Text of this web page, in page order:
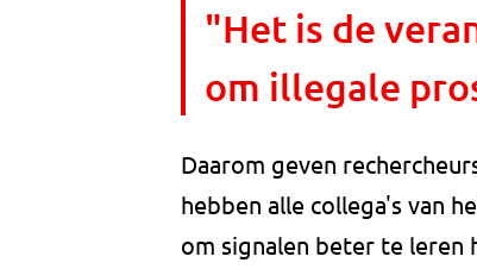
"Het is de
om illegale
Daarom geven
hebben alle collega's van
om signalen beter te leren